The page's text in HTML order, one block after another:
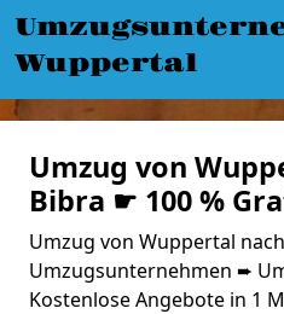
Wuppertal
Umzug von
Bibra ☛ 100 %
Umzug von Wuppertal
Umzugsunternehmen ➨
Kostenlose Angebote in 1